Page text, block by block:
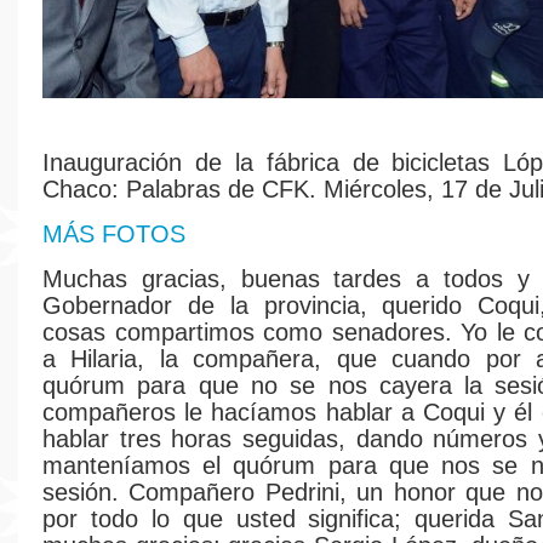
Inauguración de la fábrica de bicicletas
Chaco: Palabras de CFK. Miércoles, 17 de
MÁS FOTOS
Muchas gracias, buenas tardes a todos y
Gobernador de la provincia, querido
cosas compartimos como senadores. Yo le
a Hilaria, la compañera, que cuando por
quórum para que no se nos cayera la
compañeros le hacíamos hablar a Coqui y él
hablar tres horas seguidas, dando
manteníamos el quórum para que nos se
sesión. Compañero Pedrini, un honor que
por todo lo que usted significa; querida